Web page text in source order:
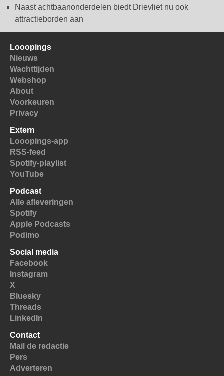
Naast achtbaanonderdelen biedt Drievliet nu ook
attractieborden aan
Looopings
Nieuws
Wachttijden
Webshop
About
Voorkeuren
Privacy
Extern
Looopings-app
RSS-feed
Spotify-playlist
YouTube
Podcast
Alle afleveringen
Spotify
Apple Podcasts
Podimo
Social media
Facebook
Instagram
X
Bluesky
Threads
LinkedIn
Contact
Mail de redactie
Pers
Adverteren